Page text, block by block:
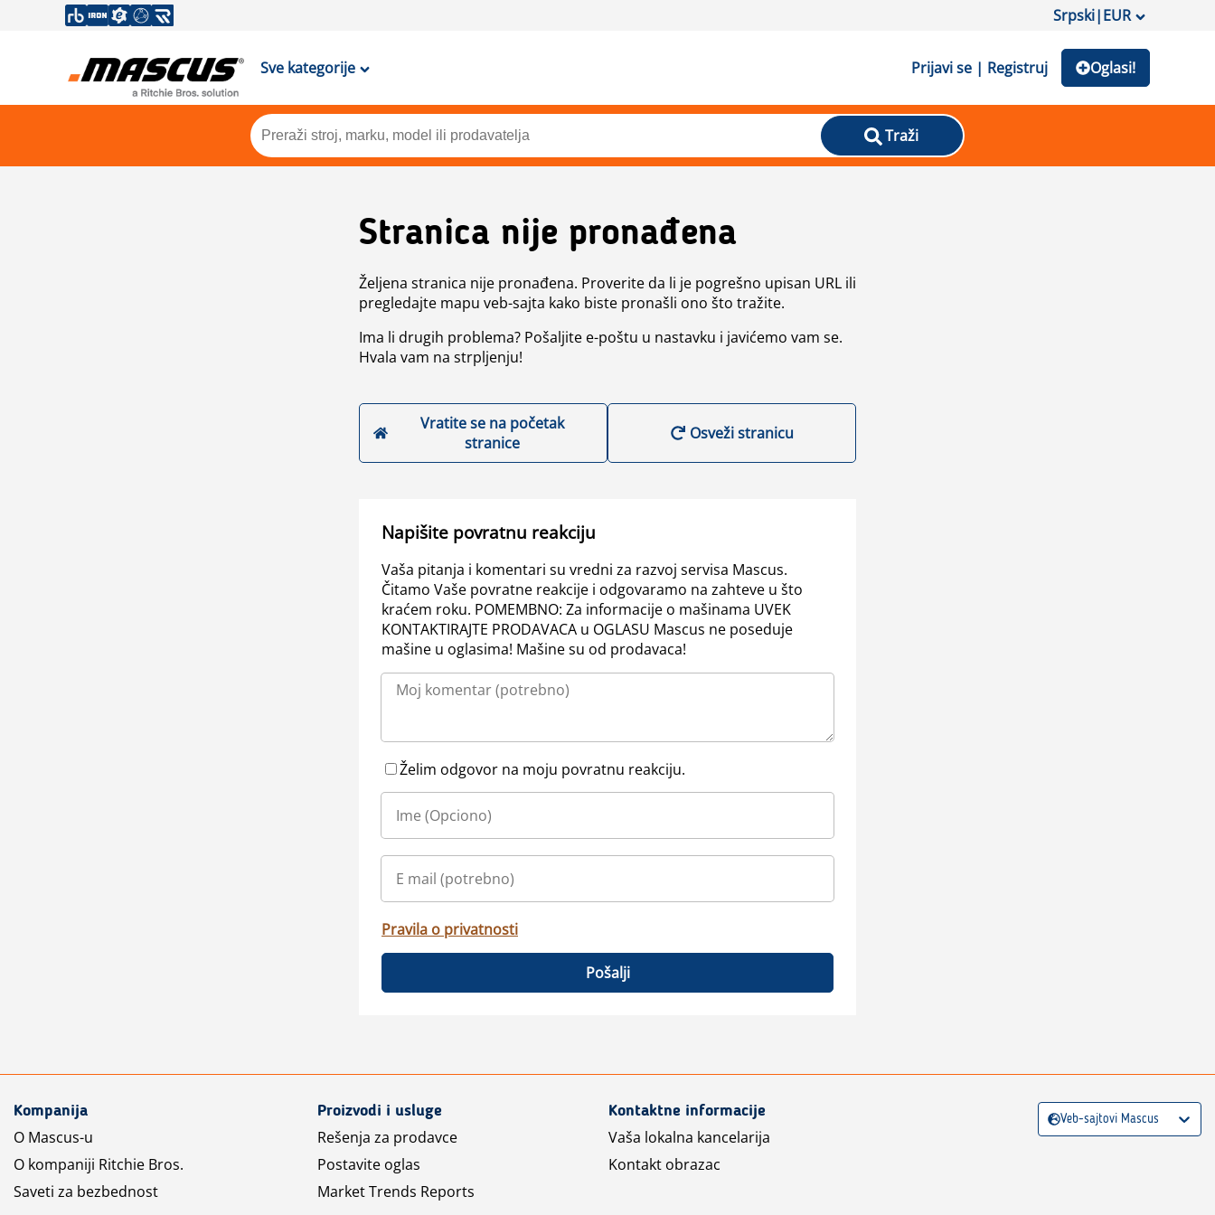
Srpski|EUR
Sve kategorije Prijavi se | Registruj Oglasi!
Traži
Stranica nije pronađena
Željena stranica nije pronađena. Proverite da li je pogrešno upisan URL ili
pregledajte mapu veb-sajta kako biste pronašli ono što tražite.
Ima li drugih problema? Pošaljite e-poštu u nastavku i javićemo vam se.
Hvala vam na strpljenju!
Vratite se na početak
stranice
Osveži stranicu
Napišite povratnu reakciju
Vaša pitanja i komentari su vredni za razvoj servisa Mascus.
Čitamo Vaše povratne reakcije i odgovaramo na zahteve u što
kraćem roku. POMEMBNO: Za informacije o mašinama UVEK
KONTAKTIRAJTE PRODAVACA u OGLASU Mascus ne poseduje
mašine u oglasima! Mašine su od prodavaca!
Želim odgovor na moju povratnu reakciju.
Pravila o privatnosti
Pošalji
Kompanija
O Mascus-u
O kompaniji Ritchie Bros.
Saveti za bezbednost
Proizvodi i usluge
Rešenja za prodavce
Postavite oglas
Market Trends Reports
Kontaktne informacije
Vaša lokalna kancelarija
Kontakt obrazac
Veb-sajtovi Mascus